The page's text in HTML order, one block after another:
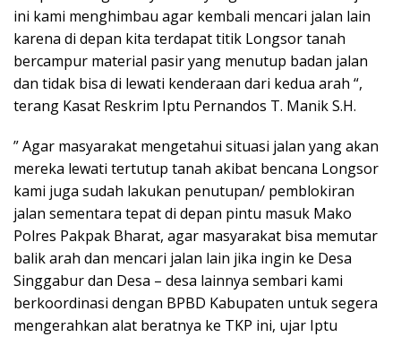
ini kami menghimbau agar kembali mencari jalan lain
karena di depan kita terdapat titik Longsor tanah
bercampur material pasir yang menutup badan jalan
dan tidak bisa di lewati kenderaan dari kedua arah “,
terang Kasat Reskrim Iptu Pernandos T. Manik S.H.
” Agar masyarakat mengetahui situasi jalan yang akan
mereka lewati tertutup tanah akibat bencana Longsor
kami juga sudah lakukan penutupan/ pemblokiran
jalan sementara tepat di depan pintu masuk Mako
Polres Pakpak Bharat, agar masyarakat bisa memutar
balik arah dan mencari jalan lain jika ingin ke Desa
Singgabur dan Desa – desa lainnya sembari kami
berkoordinasi dengan BPBD Kabupaten untuk segera
mengerahkan alat beratnya ke TKP ini, ujar Iptu